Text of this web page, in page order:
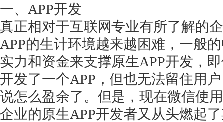
一、 APP开发
真正相对于互联网专业有所了解的
APP的生计环境越来越困难，一般
实力和资金来支撑原生APP开发，
开发了一个APP，但也无法留住用
说怎么盈余了。但是，现在微信使
企业的原生APP开发者又从头燃起